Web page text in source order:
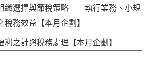
織選擇與節稅策略——執行業務、小規
稅務效益【本月企劃】
利之計與稅務處理【本月企劃】